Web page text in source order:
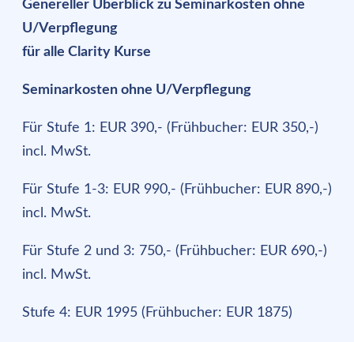
Genereller Überblick zu Seminarkosten ohne
U/Verpflegung
für alle Clarity Kurse
Seminarkosten ohne U/Verpflegung
Für Stufe 1: EUR 390,- (Frühbucher: EUR 350,-)
incl. MwSt.
Für Stufe 1-3: EUR 990,- (Frühbucher: EUR 890,-)
incl. MwSt.
Für Stufe 2 und 3: 750,- (Frühbucher: EUR 690,-)
incl. MwSt.
Stufe 4: EUR 1995 (Frühbucher: EUR 1875)